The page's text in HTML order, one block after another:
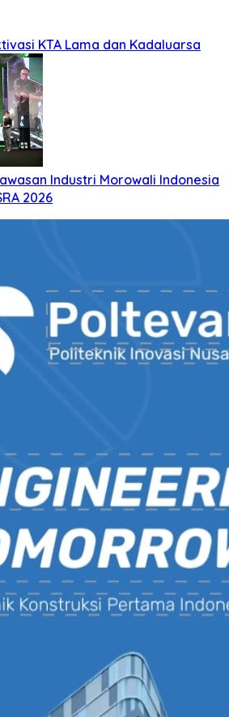
KTA Lama dan Kadaluarsa
Industri Morowali Indonesia
2026